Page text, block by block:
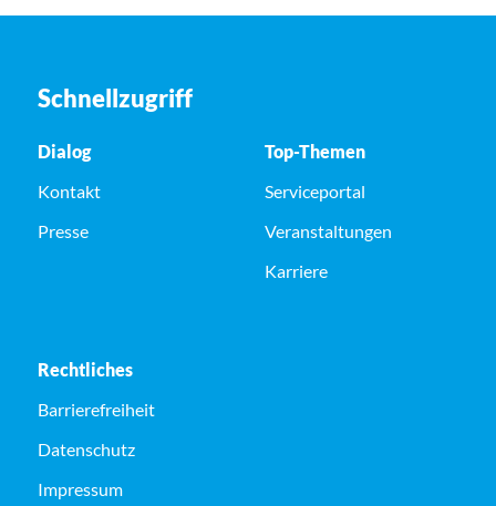
Schnellzugriff
Dialog
Kontakt
Presse
Top-Themen
Serviceportal
Veranstaltungen
Karriere
Rechtliches
Barrierefreiheit
Datenschutz
Impressum